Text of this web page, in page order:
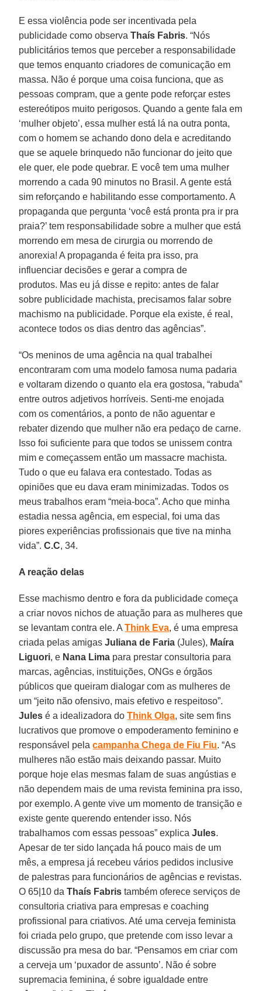
E essa violência pode ser incentivada pela
publicidade como observaThaís Fabris. “Nós
publicitários temos que perceber a responsabilidade
que temos enquanto criadores de comunicação em
massa. Não é porque uma coisa funciona, que as
pessoas compram, que a gente pode reforçar estes
estereótipos muito perigosos. Quando a gente fala em
‘mulher objeto’, essa mulher está lá na outra ponta,
com o homem se achando dono dela e acreditando
que se aquele brinquedo não funcionar do jeito que
ele quer, ele pode quebrar. E você tem uma mulher
morrendo a cada 90 minutos no Brasil. A gente está
sim reforçando e habilitando esse comportamento. A
propaganda que pergunta ‘você está pronta pra ir pra
praia?’ tem responsabilidade sobre a mulher que está
morrendo em mesa de cirurgia ou morrendo de
anorexia! A propaganda é feita pra isso, pra
influenciar decisões e gerar a compra de
produtos. Mas eu já disse e repito: antes de falar
sobre publicidade machista, precisamos falar sobre
machismo na publicidade. Porque ela existe, é real,
acontece todos os dias dentro das agências”.
“Os meninos de uma agência na qual trabalhei
encontraram com uma modelo famosa numa padaria
e voltaram dizendo o quanto ela era gostosa, “rabuda”
entre outros adjetivos horríveis. Senti-me enojada
com os comentários, a ponto de não aguentar e
rebater dizendo que mulher não era pedaço de carne.
Isso foi suficiente para que todos se unissem contra
mim e começassem então um massacre machista.
Tudo o que eu falava era contestado. Todas as
opiniões que eu dava eram minimizadas. Todos os
meus trabalhos eram “meia-boca”. Acho que minha
estadia nessa agência, em especial, foi uma das
piores experiências profissionais que tive na minha
vida”.C.C, 34.
A reação delas
Esse machismo dentro e fora da publicidade começa
a criar novos nichos de atuação para as mulheres que
se levantam contra ele. AThink Eva, é uma empresa
criada pelas amigasJuliana de Faria (Jules), Maíra
Liguori, e Nana Lima para prestar consultoria para
marcas, agências, instituições, ONGs e órgãos
públicos que queiram dialogar com as mulheres de
um “jeito não ofensivo, mais efetivo e respeitoso”.
Jules é a idealizadora doThink Olga, site sem fins
lucrativos que promove o empoderamento feminino e
responsável pelacampanha Chega de Fiu Fiu. “As
mulheres não estão mais deixando passar. Muito
porque hoje elas mesmas falam de suas angústias e
não dependem mais de uma revista feminina pra isso,
por exemplo. A gente vive um momento de transição e
existe gente querendo entender isso. Nós
trabalhamos com essas pessoas” explicaJules.
Apesar de ter sido lançada há pouco mais de um
mês, a empresa já recebeu vários pedidos inclusive
de palestras para funcionários de agências e revistas.
O 65|10 daThaís Fabris também oferece serviços de
consultoria criativa para empresas e coaching
profissional para criativos. Até uma cerveja feminista
foi criada pelo grupo, que pretende com isso levar a
discussão pra mesa do bar. “Pensamos em criar com
a cerveja um ‘puxador de assunto’. Não é sobre
supremacia feminina, é sobre igualdade entre